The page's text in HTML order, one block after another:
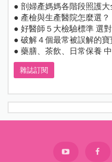
● 剖婦產媽媽各階段照護大
● 產檢與生產醫院怎麼選？
● 好醫師５大檢驗標準 選
● 破解４個最常被誤解的寶
● 藥膳、茶飲、日常保養
雜誌訂閱